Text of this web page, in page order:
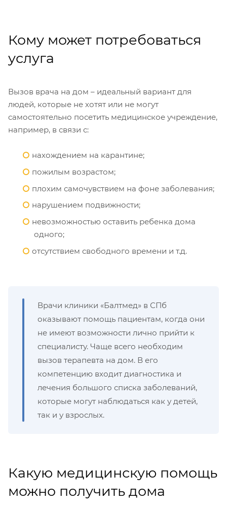
Кому может потребоваться
услуга
Вызов врача на дом – идеальный вариант для
людей, которые не хотят или не могут
самостоятельно посетить медицинское учреждение,
например, в связи с:
нахождением на карантине;
пожилым возрастом;
плохим самочувствием на фоне заболевания;
нарушением подвижности;
невозможностью оставить ребенка дома
одного;
отсутствием свободного времени и т.д.
Врачи клиники «Балтмед» в СПб
оказывают помощь пациентам, когда они
не имеют возможности лично прийти к
специалисту. Чаще всего необходим
вызов терапевта на дом. В его
компетенцию входит диагностика и
лечения большого списка заболеваний,
которые могут наблюдаться как у детей,
так и у взрослых.
Какую медицинскую помощь
можно получить дома